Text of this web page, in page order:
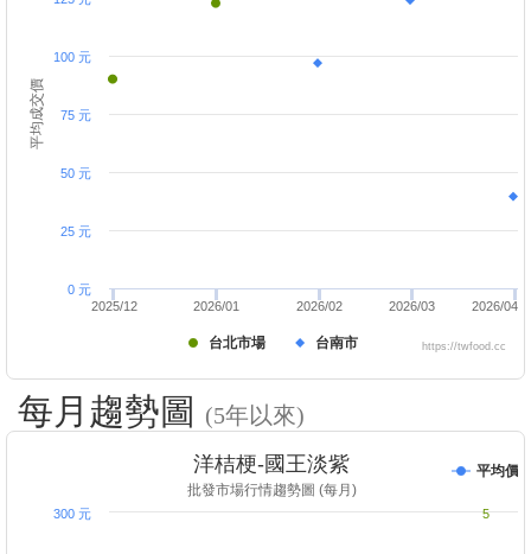
平均成交價
台北市場 台南市
2025/12 2026/01 2026/02 2026/03 2026/04
0 元
25 元
50 元
75 元
100 元
https://twfood.cc
每月趨勢圖 (5年以來)
洋桔梗-國王淡紫
批發市場行情趨勢圖 (每月)
平均價
300 元 5